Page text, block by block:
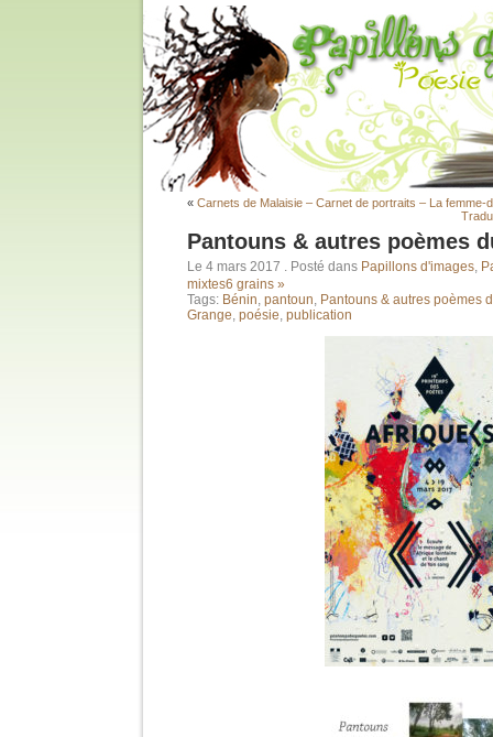
« Carnets de Malaisie – Carnet de portraits – La femme-
Pantouns & autres poèmes
Le 4 mars 2017 . Posté dans Papillons d'images,
mixtes6 grains »
Tags: Bénin, pantoun, Pantouns & autres poèmes
Grange, poésie, publication